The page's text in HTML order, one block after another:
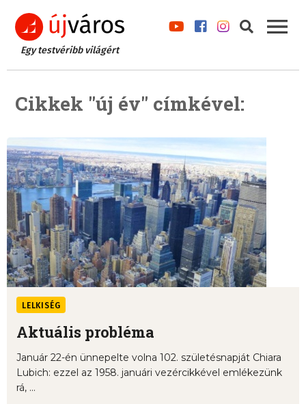
Egy testvéribb világért
Cikkek "új év" címkével:
LELKISÉG
Aktuális probléma
Január 22-én ünnepelte volna 102. születésnapját Chiara
Lubich: ezzel az 1958. januári vezércikkével emlékezünk
rá, ...